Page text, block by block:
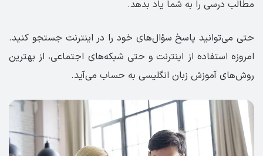
مطالب درسی را به شما یاد بدهد.
حتی می‌توانید پاسخ سؤال‌های خود را در اینترنت جستجو کنید.
امروزه استفاده از اینترنت و حتی شبکه‌های اجتماعی، از بهترین
روش‌های آموزش زبان انگلیسی به حساب می‌آید.